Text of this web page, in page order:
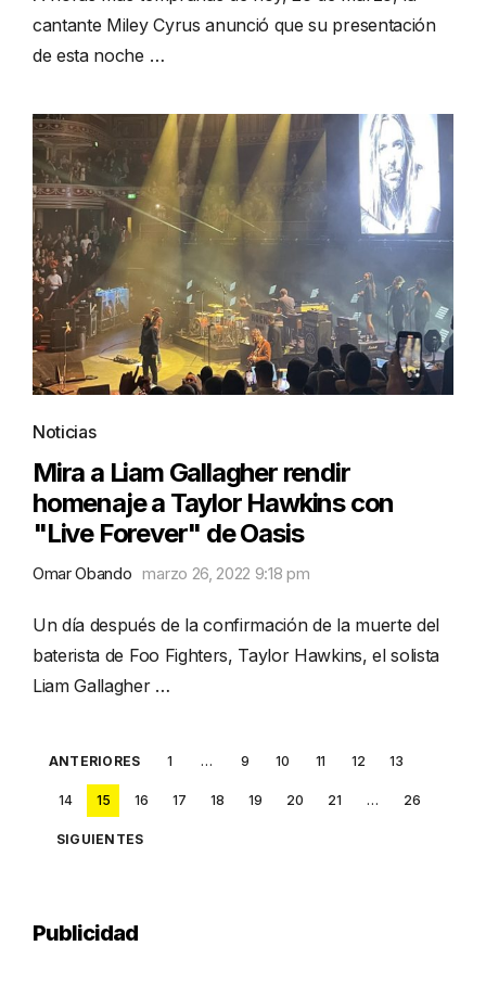
cantante Miley Cyrus anunció que su presentación
de esta noche …
Noticias
Mira a Liam Gallagher rendir
homenaje a Taylor Hawkins con
"Live Forever" de Oasis
Omar Obando marzo 26, 2022 9:18 pm
Un día después de la confirmación de la muerte del
baterista de Foo Fighters, Taylor Hawkins, el solista
Liam Gallagher …
Posts
pagination
ANTERIORES 1 … 9 10 11 12 13
14 15 16 17 18 19 20 21 … 26
SIGUIENTES
Publicidad